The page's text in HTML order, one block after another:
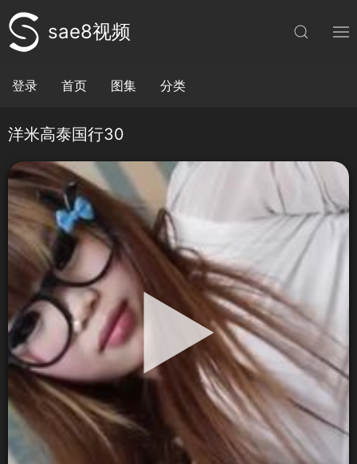
sae8视频
登录 首页 图集 分类
洋米高泰国行30